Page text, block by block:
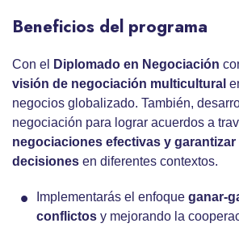
Beneficios del programa
Con el Diplomado en Negociación
visión de negociación multicultural
negocios globalizado. También,
negociación para lograr acuerdos a
negociaciones efectivas y garantizar
decisiones en diferentes contextos.
Implementarás el enfoque ganar-
conflictos y mejorando la